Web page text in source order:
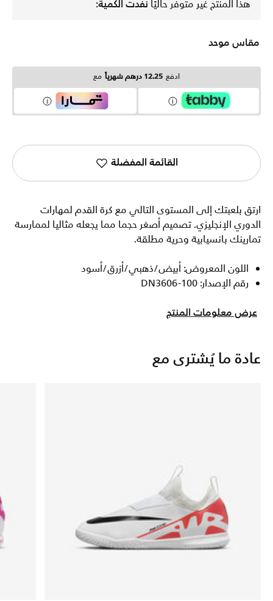
هذا المنتج غير متوفر حاليًا نفدت الكمية:
مقاس موحد
ادفع 12.25 درهم شهرياً مع
القائمة المفضلة
ارتق بلعبتك إلى المستوى التالي مع كرة القدم لمهارات
الدوري الإنجليزي. تصميم أصغر حجما مما يجعله مثاليا لممارسة
تمارينك بانسيابية وحرية مطلقة.
اللون المعروض: أبيض/ذهبي/أزرق/أسود
رقم الإصدار: DN3606-100
عرض معلومات المنتج
عادة ما يُشترى مع